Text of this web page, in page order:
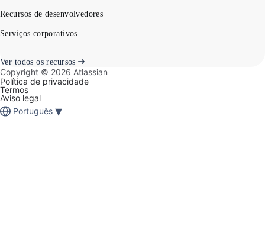
Recursos de desenvolvedores
Serviços corporativos
Ver todos os recursos
Copyright © 2026 Atlassian
Política de privacidade
Termos
Aviso legal
Português ▾